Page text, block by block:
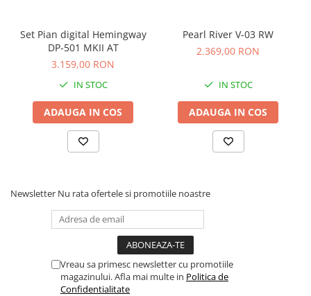
Set Pian digital Hemingway
DP-501 MKII AT
3.159,00 RON
IN STOC
ADAUGA IN COS
Pearl River V-03 RW
2.369,00 RON
IN STOC
ADAUGA IN COS
Newsletter Nu rata ofertele si promotiile noastre
Vreau sa primesc newsletter cu promotiile
magazinului. Afla mai multe in Politica de
Confidentialitate